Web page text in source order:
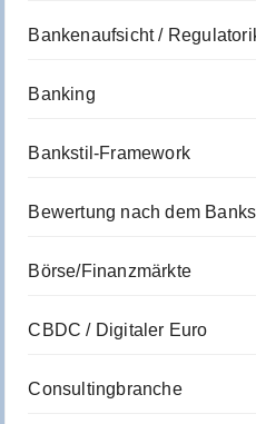
Bankenaufsicht /
Banking
Bankstil-Framework
Bewertung nach dem
Börse/Finanzmärkte
CBDC / Digitaler Euro
Consultingbranche